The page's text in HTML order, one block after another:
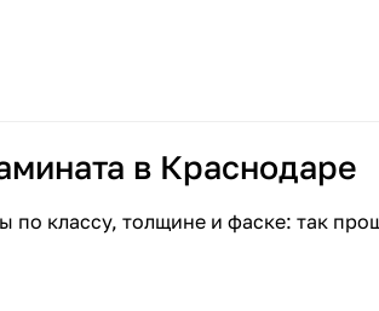
в Краснодаре
по классу, толщине и фаске: так